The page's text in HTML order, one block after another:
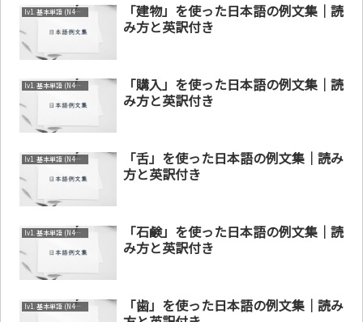
lv1. 基本単語 (N4～N5)
「建物」を使った日本語の例文集｜読
み方と英訳付き
lv1. 基本単語 (N4～N5)
「購入」を使った日本語の例文集｜読
み方と英訳付き
lv1. 基本単語 (N4～N5)
「舌」を使った日本語の例文集｜読み
方と英訳付き
lv1. 基本単語 (N4～N5)
「石鹸」を使った日本語の例文集｜読
み方と英訳付き
lv1. 基本単語 (N4～N5)
「歯」を使った日本語の例文集｜読み